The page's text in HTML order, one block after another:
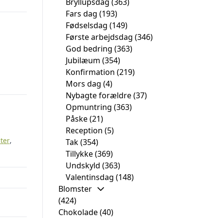
,
Fars dag (193)
Fødselsdag (149)
Første arbejdsdag (346)
God bedring (363)
Jubilæum (354)
Konfirmation (219)
Mors dag (4)
Nybagte forældre(37)
Opmuntring (363)
Påske(21)
Reception (5)
Tak(354)
Tillykke(369)
Undskyld (363)
Valentinsdag (148)
Blomster
(424)
Chokolade(40)